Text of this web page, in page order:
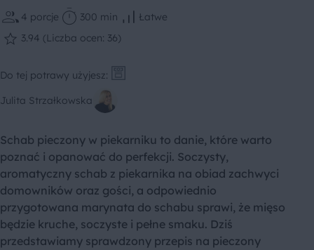
4 porcje 300 min
Łatwe
3.94 (Liczba ocen: 36)
Do tej potrawy użyjesz:
Julita Strzałkowska
Schab pieczony w piekarniku to danie, które warto
poznać i opanować do perfekcji. Soczysty,
aromatyczny schab z piekarnika na obiad zachwyci
domowników oraz gości, a odpowiednio
przygotowana marynata do schabu sprawi, że mięso
będzie kruche, soczyste i pełne smaku. Dziś
przedstawiamy sprawdzony przepis na pieczony